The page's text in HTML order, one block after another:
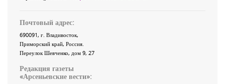
Почтовый адрес:
690091, г. Владивосток,
Приморский край, Россия.
Переулок Шевченко, дом 9, 27
Редакция газеты
«Арсеньевские вести»: